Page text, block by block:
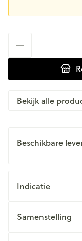
Bekijk alle
Beschikbare
Indicatie
Samenstelling